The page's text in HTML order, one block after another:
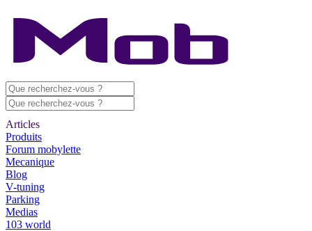
Articles
Produits
Forum mobylette
Mecanique
Blog
V-tuning
Parking
Medias
103 world